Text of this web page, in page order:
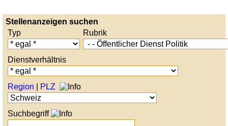
Stellenanzeigen suchen
Typ
Rubrik
Dienstverhältnis
Region PLZ
Suchbegriff